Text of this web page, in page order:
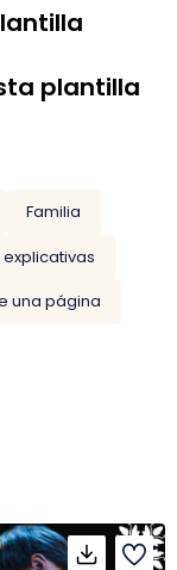
plantilla
Familia
una página